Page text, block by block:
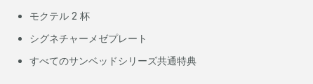
モクテル 2 杯
シグネチャーメゼプレート
すべてのサンベッドシリーズ共通特典